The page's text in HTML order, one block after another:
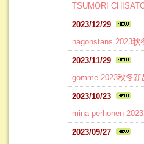
TSUMORI
2023/12/29
nagonstans 2023秋
2023/11/29
gomme 2023秋冬新
2023/10/23
mina perhonen
2023/09/27